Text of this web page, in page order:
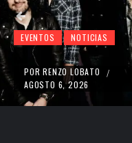
LANZAMIENTOS
POR SMITH / AGOSTO 6,
2026